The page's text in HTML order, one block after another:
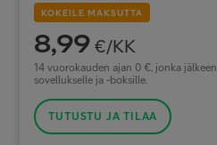
KOKEILE MAKSUTTA
8,99 €/KK
14 vuorokauden ajan 0 €, jonka
sovellukselle ja -boksille.
TUTUSTU JA TILAA